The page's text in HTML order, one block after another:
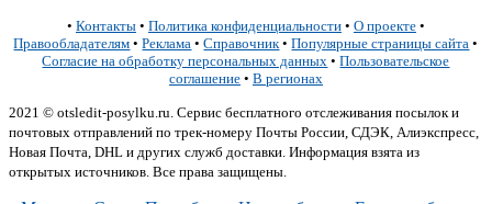
• Контакты • Политика конфиденциальности • О проекте •
Правообладателям •Реклама •Справочник •Популярные страницы сайта •
Согласие на обработку персональных данных •Пользовательское
соглашение • В регионах
2021 © otsledit-posylku.ru. Сервис бесплатного отслеживания посылок и
почтовых отправлений по трек-номеру Почты России, СДЭК, Алиэкспресс,
Новая Почта, DHL и других служб доставки. Информация взята из
открытых источников. Все права защищены.